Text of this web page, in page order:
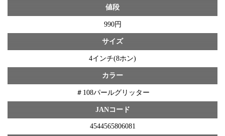
値段
990円
サイズ
4インチ(8ホン)
カラー
＃108パールグリッター
JANコード
4544565806081